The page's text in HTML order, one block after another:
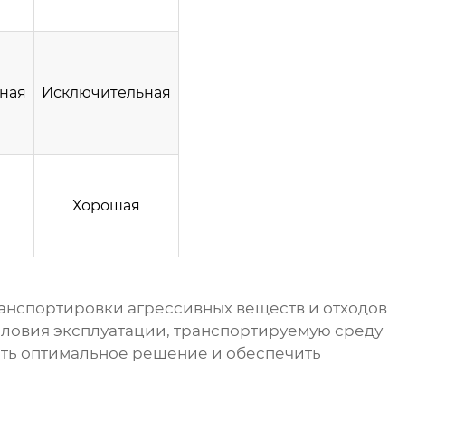
Исключительная
Хорошая
агрессивных веществ и отходов
эксплуатации, транспортируемую среду
оптимальное решение и обеспечить